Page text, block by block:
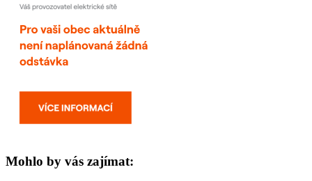
Mohlo by vás zajímat: